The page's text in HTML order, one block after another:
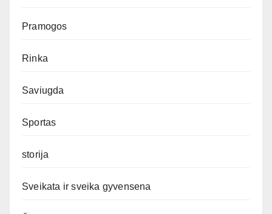
Pramogos
Rinka
Saviugda
Sportas
storija
Sveikata ir sveika gyvensena